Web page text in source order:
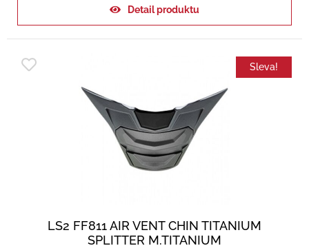
Detail produktu
Sleva!
LS2 FF811 AIR VENT CHIN TITANIUM
SPLITTER M.TITANIUM